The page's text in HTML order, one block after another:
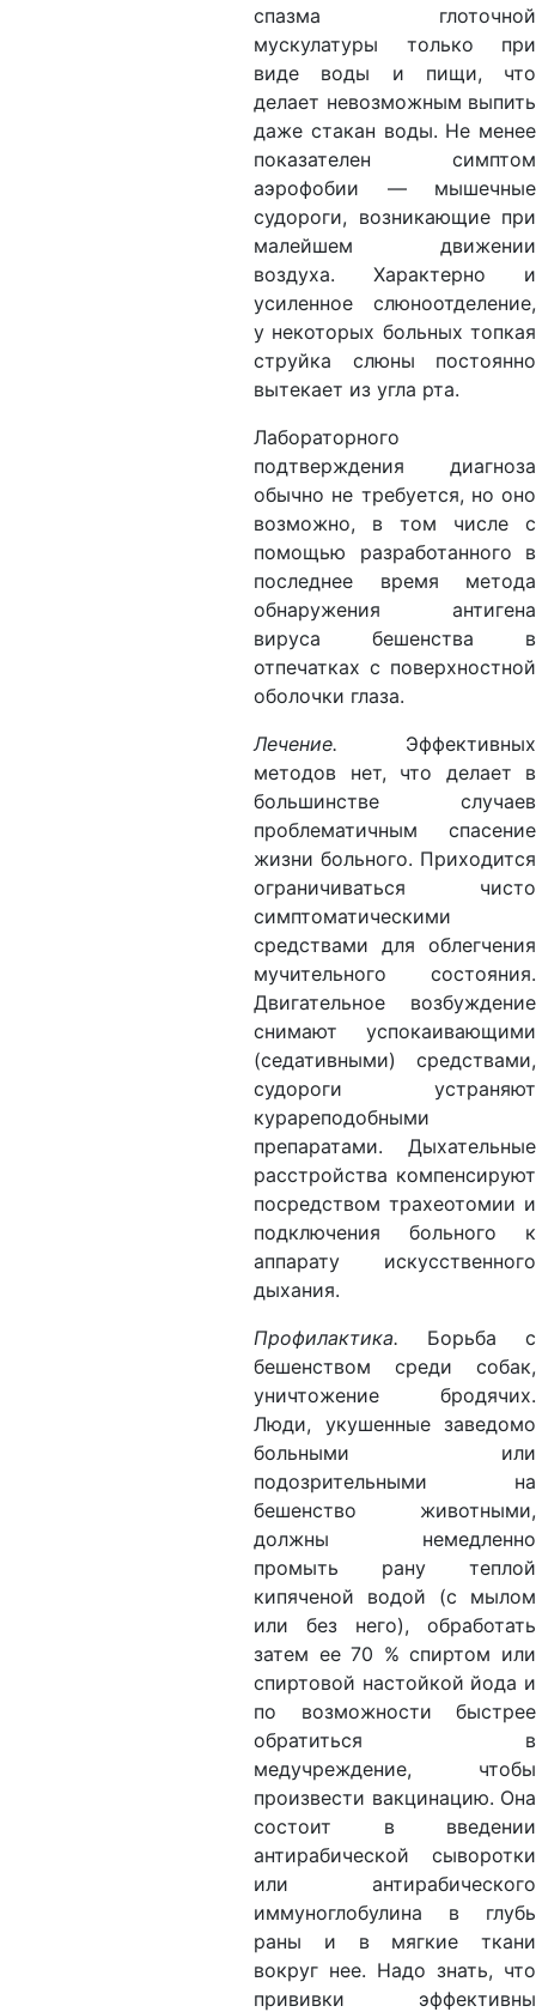
спазма глоточной
мускулатуры только при
виде воды и пищи, что
делает невозможным выпить
даже стакан воды. Не менее
показателен симптом
аэрофобии — мышечные
судороги, возникающие при
малейшем движении
воздуха. Характерно и
усиленное слюноотделение,
у некоторых больных топкая
струйка слюны постоянно
вытекает из угла рта.
Лабораторного
подтверждения диагноза
обычно не требуется, но оно
возможно, в том числе с
помощью разработанного в
последнее время метода
обнаружения антигена
вируса бешенства в
отпечатках с поверхностной
оболочки глаза.
Лечение. Эффективных
методов нет, что делает в
большинстве случаев
проблематичным спасение
жизни больного. Приходится
ограничиваться чисто
симптоматическими
средствами для облегчения
мучительного состояния.
Двигательное возбуждение
снимают успокаивающими
(седативными) средствами,
судороги устраняют
курареподобными
препаратами. Дыхательные
расстройства компенсируют
посредством трахеотомии и
подключения больного к
аппарату искусственного
дыхания.
Профилактика. Борьба с
бешенством среди собак,
уничтожение бродячих.
Люди, укушенные заведомо
больными или
подозрительными на
бешенство животными,
должны немедленно
промыть рану теплой
кипяченой водой (с мылом
или без него), обработать
затем ее 70 % спиртом или
спиртовой настойкой йода и
по возможности быстрее
обратиться в
медучреждение, чтобы
произвести вакцинацию. Она
состоит в введении
антирабической сыворотки
или антирабического
иммуноглобулина в глубь
раны и в мягкие ткани
вокруг нее. Надо знать, что
прививки эффективны